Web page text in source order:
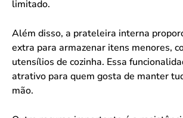
limitado.
Além disso, a prateleira interna
extra para armazenar itens menores,
utensílios de cozinha. Essa
atrativo para quem gosta de manter
mão.